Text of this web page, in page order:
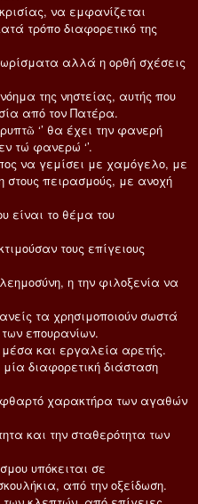
να εμφανίζεται
τρόπο διαφορετικό της
αλλά η ορθή σχέσεις
της νηστείας, αυτής που
από τον Πατέρα.
‘’ θα έχει την φανερή
τώ φανερώ ‘’.
γεμίσει με χαμόγελο, με
στους πειρασμούς, με ανοχή
το θέμα του
τους επίγειους
η την φιλοξενία να
τα χρησιμοποιούν σωστά
των επουρανίων.
και εργαλεία αρετής.
διαφορετική διάσταση
χαρακτήρα των αγαθών
και την σταθερότητα των
υπόκειται σε
από την οξείδωση.